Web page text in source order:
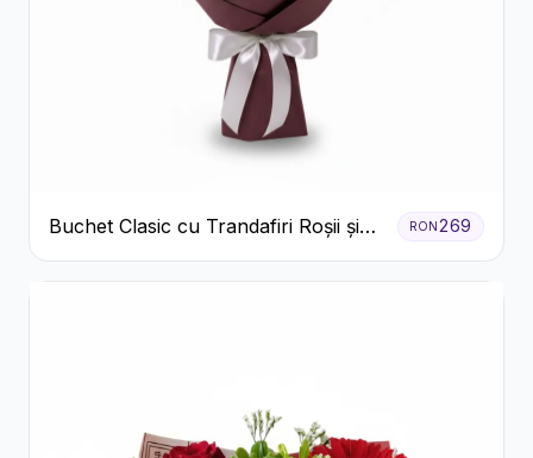
Buchet Clasic cu Trandafiri Roșii și
Crizanteme Albe
RON269